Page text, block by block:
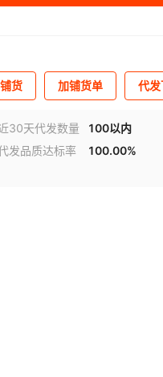
货 加铺货单 代
30天代发数量
100以内
发品质达标率
100.00%